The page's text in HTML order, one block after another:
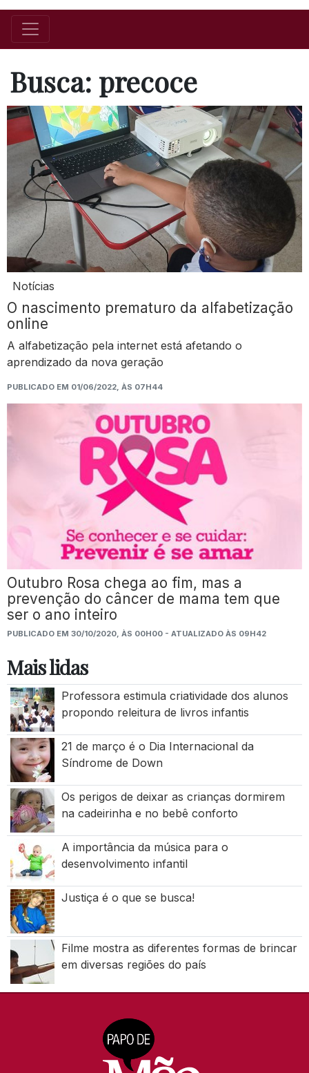
Busca: precoce
Notícias
O nascimento prematuro da alfabetização
online
A alfabetização pela internet está afetando o
aprendizado da nova geração
PUBLICADO EM 01/06/2022, ÀS 07H44
Outubro Rosa chega ao fim, mas a
prevenção do câncer de mama tem que
ser o ano inteiro
PUBLICADO EM 30/10/2020, ÀS 00H00 - ATUALIZADO ÀS 09H42
Mais lidas
Professora estimula criatividade dos alunos
propondo releitura de livros infantis
21 de março é o Dia Internacional da
Síndrome de Down
Os perigos de deixar as crianças dormirem
na cadeirinha e no bebê conforto
A importância da música para o
desenvolvimento infantil
Justiça é o que se busca!
Filme mostra as diferentes formas de brincar
em diversas regiões do país